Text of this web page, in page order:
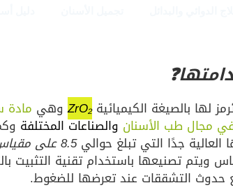
لها بالصيغة الكيميائيةZrO₂وهي مادة
مجال طب الأسنان والصناعات المختلفة
العالية جدًا التي تبلغ حوالي8.5على
تصنيعها باستخدام تقنية التثبيت
حدوث التشققات عند تعرضها للضغوط.